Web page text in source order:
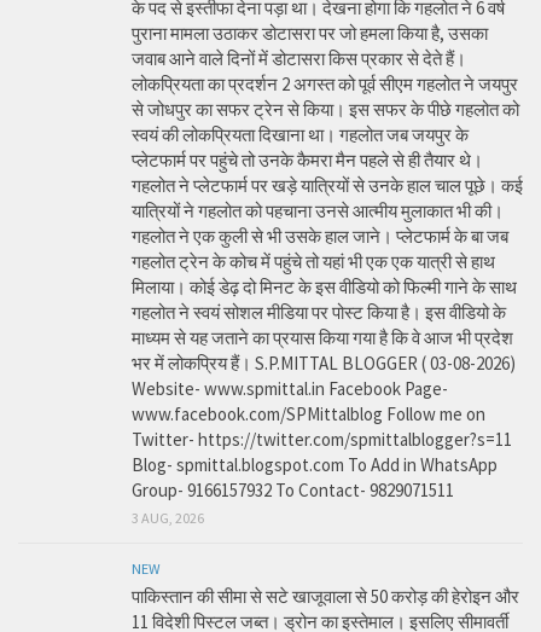
के पद से इस्तीफा देना पड़ा था। देखना होगा कि गहलोत ने 6 वर्ष
पुराना मामला उठाकर डोटासरा पर जो हमला किया है, उसका
जवाब आने वाले दिनों में डोटासरा किस प्रकार से देते हैं।
लोकप्रियता का प्रदर्शन 2 अगस्त को पूर्व सीएम गहलोत ने जयपुर
से जोधपुर का सफर ट्रेन से किया। इस सफर के पीछे गहलोत को
स्वयं की लोकप्रियता दिखाना था। गहलोत जब जयपुर के
प्लेटफार्म पर पहुंचे तो उनके कैमरा मैन पहले से ही तैयार थे।
गहलोत ने प्लेटफार्म पर खड़े यात्रियों से उनके हाल चाल पूछे। कई
यात्रियों ने गहलोत को पहचाना उनसे आत्मीय मुलाकात भी की।
गहलोत ने एक कुली से भी उसके हाल जाने। प्लेटफार्म के बा जब
गहलोत ट्रेन के कोच में पहुंचे तो यहां भी एक एक यात्री से हाथ
मिलाया। कोई डेढ़ दो मिनट के इस वीडियो को फिल्मी गाने के साथ
गहलोत ने स्वयं सोशल मीडिया पर पोस्ट किया है। इस वीडियो के
माध्यम से यह जताने का प्रयास किया गया है कि वे आज भी प्रदेश
भर में लोकप्रिय हैं। S.P.MITTAL BLOGGER ( 03-08-2026)
Website- www.spmittal.in Facebook Page-
www.facebook.com/SPMittalblog Follow me on
Twitter- https://twitter.com/spmittalblogger?s=11
Blog- spmittal.blogspot.com To Add in WhatsApp
Group- 9166157932 To Contact- 9829071511
3 AUG, 2026
NEW
पाकिस्तान की सीमा से सटे खाजूवाला से 50 करोड़ की हेरोइन और
11 विदेशी पिस्टल जब्त। ड्रोन का इस्तेमाल। इसलिए सीमावर्ती